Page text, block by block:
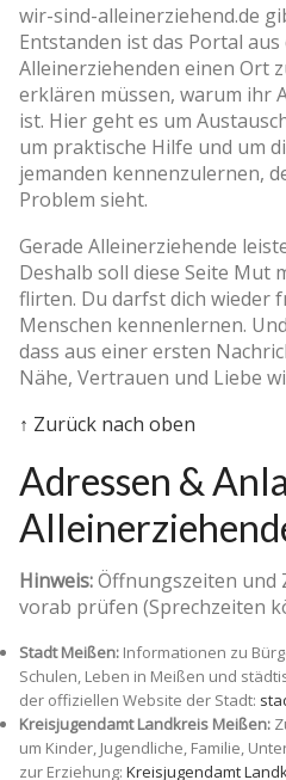
wir-sind-alleinerziehend.de
Entstanden ist das Portal
Alleinerziehenden einen Ort
erklären müssen, warum ihr
ist. Hier geht es um
um praktische Hilfe und um
jemanden kennenzulernen,
Problem sieht.
Gerade Alleinerziehende
Deshalb soll diese Seite Mut
flirten. Du darfst dich wieder
Menschen kennenlernen.
dass aus einer ersten
Nähe, Vertrauen und Liebe
↑ Zurück nach oben
Adressen &
Hinweis:Öffnungszeiten und
vorab prüfen (Sprechzeiten
Stadt Meißen: Informationen zu
Schulen, Leben in Meißen und
der offiziellen Website der Stadt:
Kreisjugendamt Landkreis Meißen:
um Kinder, Jugendliche, Familie,
zur Erziehung: Kreisjugendamt